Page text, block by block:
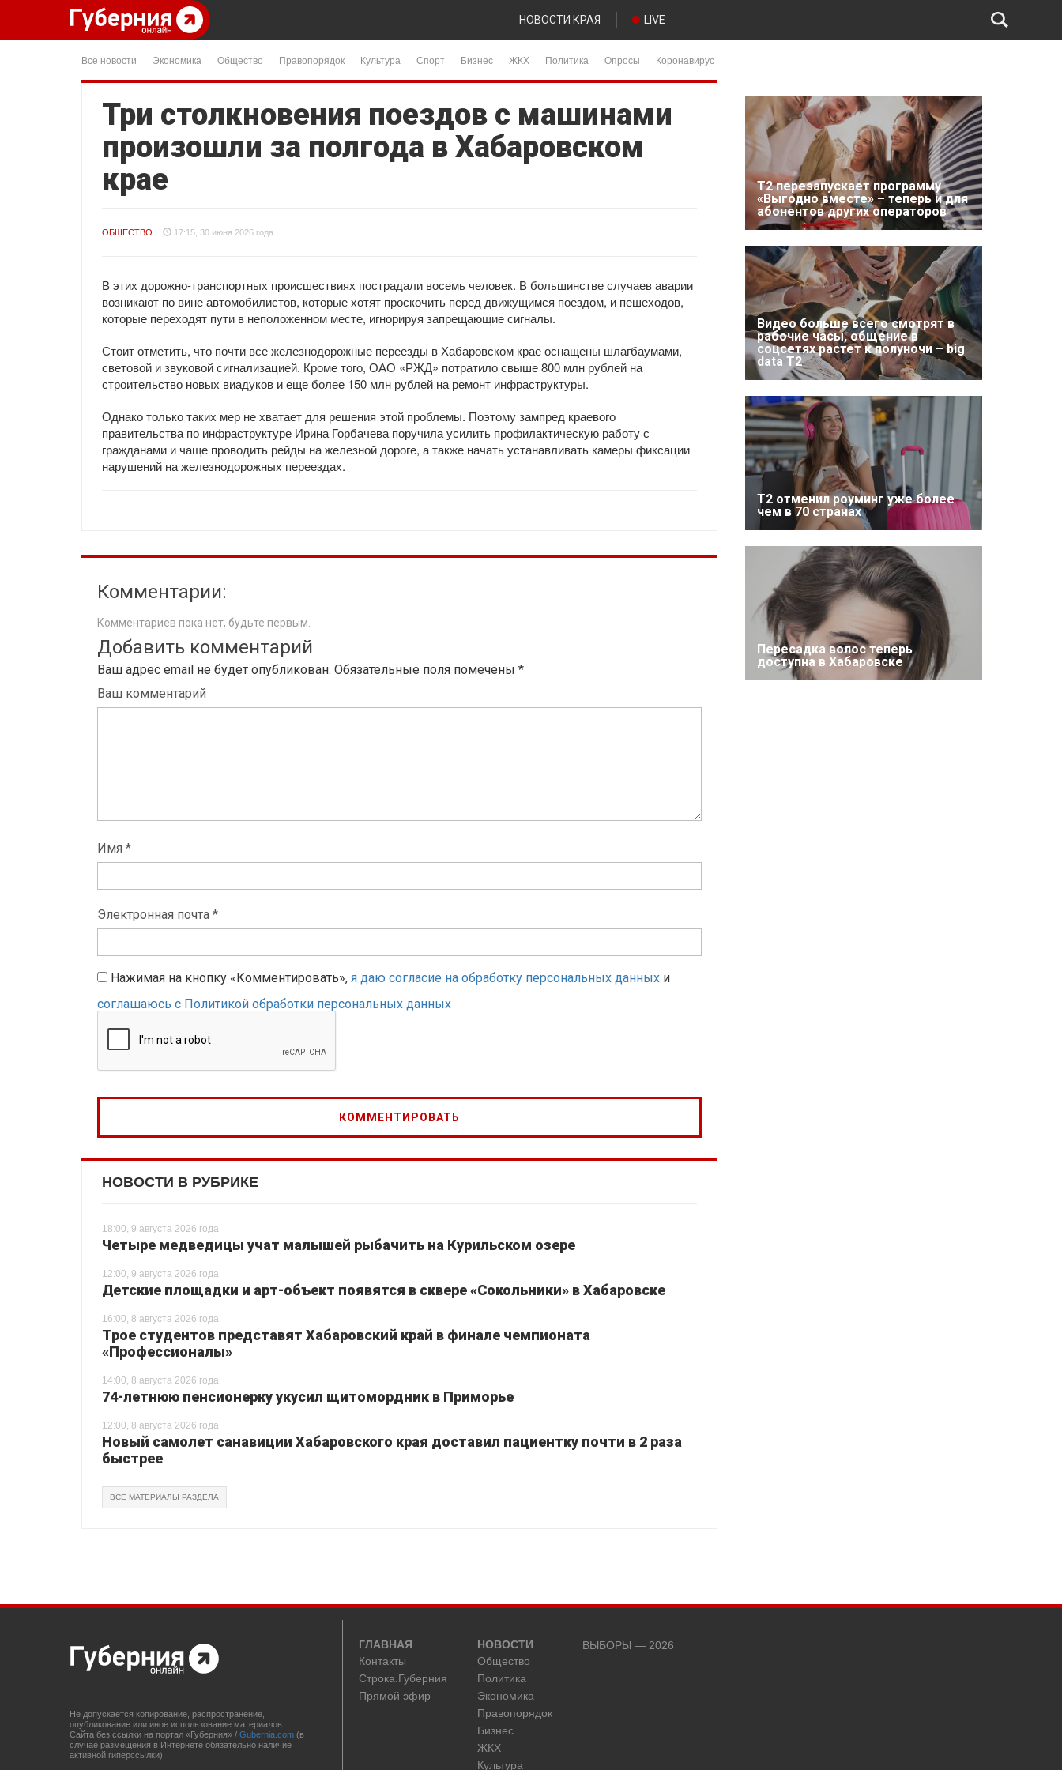
НОВОСТИ КРАЯ LIVE
Все новости Экономика Общество Правопорядок Культура Спорт Бизнес ЖКХ Политика Опросы Коронавирус
Три столкновения поездов с машинами
произошли за полгода в Хабаровском
крае
ОБЩЕСТВО 17:15, 30 июня 2026 года
В этих дорожно-транспортных происшествиях пострадали восемь человек. В большинстве случаев аварии
возникают по вине автомобилистов, которые хотят проскочить перед движущимся поездом, и пешеходов,
которые переходят пути в неположенном месте, игнорируя запрещающие сигналы.
Стоит отметить, что почти все железнодорожные переезды в Хабаровском крае оснащены шлагбаумами,
световой и звуковой сигнализацией. Кроме того, ОАО «РЖД» потратило свыше 800 млн рублей на
строительство новых виадуков и еще более 150 млн рублей на ремонт инфраструктуры.
Однако только таких мер не хватает для решения этой проблемы. Поэтому зампред краевого
правительства по инфраструктуре Ирина Горбачева поручила усилить профилактическую работу с
гражданами и чаще проводить рейды на железной дороге, а также начать устанавливать камеры фиксации
нарушений на железнодорожных переездах.
Комментарии:
Комментариев пока нет, будьте первым.
Добавить комментарий
Ваш адрес email не будет опубликован. Обязательные поля помечены *
Ваш комментарий
Имя *
Электронная почта *
Нажимая на кнопку «Комментировать», я даю согласие на обработку персональных данных и
соглашаюсь с Политикой обработки персональных данных
НОВОСТИ В РУБРИКЕ
18:00, 9 августа 2026 года
Четыре медведицы учат малышей рыбачить на Курильском озере
12:00, 9 августа 2026 года
Детские площадки и арт-объект появятся в сквере «Сокольники» в Хабаровске
16:00, 8 августа 2026 года
Трое студентов представят Хабаровский край в финале чемпионата
«Профессионалы»
14:00, 8 августа 2026 года
74-летнюю пенсионерку укусил щитомордник в Приморье
12:00, 8 августа 2026 года
Новый самолет санавиции Хабаровского края доставил пациентку почти в 2 раза
быстрее
ВСЕ МАТЕРИАЛЫ РАЗДЕЛА
Т2 перезапускает программу
«Выгодно вместе» – теперь и для
абонентов других операторов
Видео больше всего смотрят в
рабочие часы, общение в
соцсетях растет к полуночи – big
data T2
Т2 отменил роуминг уже более
чем в 70 странах
Пересадка волос теперь
доступна в Хабаровске
Не допускается копирование, распространение,
опубликование или иное использование материалов
Сайта без ссылки на портал «Губерния» / Gubernia.com (в
случае размещения в Интернете обязательно наличие
активной гиперссылки)
ГЛАВНАЯ
Контакты
Строка.Губерния
Прямой эфир
НОВОСТИ
Общество
Политика
Экономика
Правопорядок
Бизнес
ЖКХ
Культура
ВЫБОРЫ — 2026